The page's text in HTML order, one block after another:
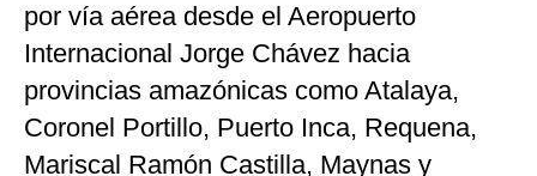
por vía aérea desde el Aeropuerto
Internacional Jorge Chávez hacia
provincias amazónicas como Atalaya,
Coronel Portillo, Puerto Inca, Requena,
Mariscal Ramón Castilla, Maynas y